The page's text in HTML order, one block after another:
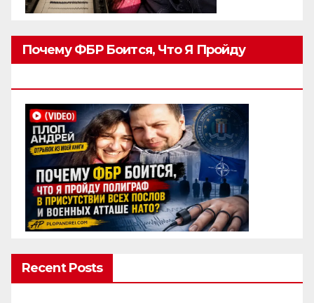
Почему ФБР Боится, Что Я Пройду
Recent Posts